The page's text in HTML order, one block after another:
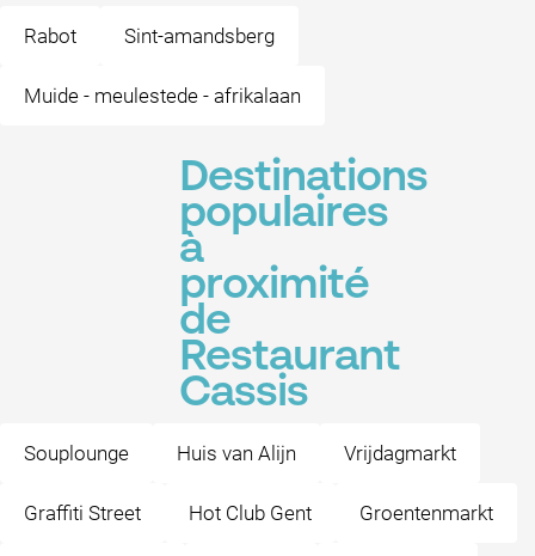
Rabot Sint-amandsberg
Muide - meulestede - afrikalaan
Destinations
populaires
à
proximité
de
Restaurant
Cassis
Souplounge Huis van Alijn Vrijdagmarkt
Graffiti Street Hot Club Gent Groentenmarkt